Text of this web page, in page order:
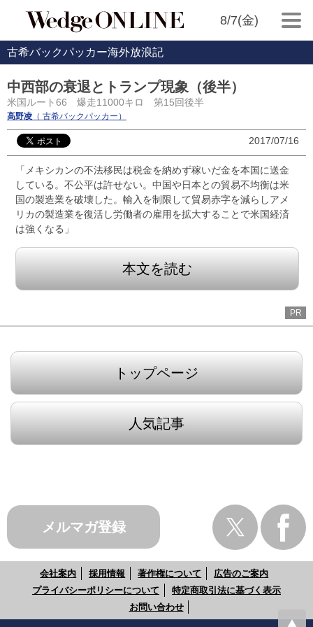
8/7(金)
古希バックパッカー海外放浪記
中西部の衰退とトランプ現象（後半）
米国ルート66 爆走11000キロ 第15回後半
高野凌 （ 古希バックパッカー）
2017/07/16
「メキシカンの不法移民は税金を納めず稼いだ金を本国に送金
している。不公平は許せない。中国や日本との貿易不均衡は米
国の製造業を破壊した。輸入を制限して貿易赤字を減らしアメ
リカの製造業を復活し労働者の雇用を拡大することで米国経済
は強くなる」
本文を読む
PR
トップページ
人気記事
メルマガ登録
会社案内 採用情報 著作権について
広告のご案内
プライバシーポリシーについて
特定商取引法に基づく表示
お問い合わせ